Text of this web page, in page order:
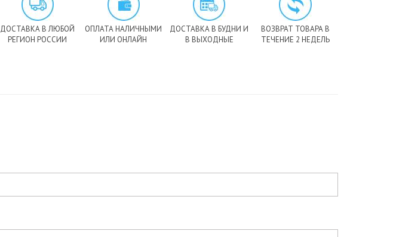
ДОСТАВКА В ЛЮБОЙ
РЕГИОН РОССИИ
ОПЛАТА НАЛИЧНЫМИ
ИЛИ ОНЛАЙН
ДОСТАВКА В БУДНИ И
В ВЫХОДНЫЕ
ВОЗВРАТ ТОВАРА В
ТЕЧЕНИЕ 2 НЕДЕЛЬ